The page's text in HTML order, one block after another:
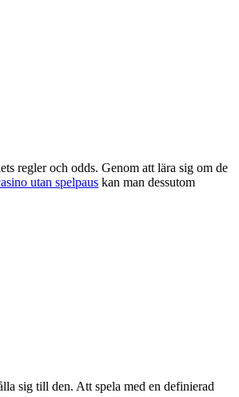
regler och odds. Genom att lära sig om de
utan spelpaus kan man dessutom
sig till den. Att spela med en definierad